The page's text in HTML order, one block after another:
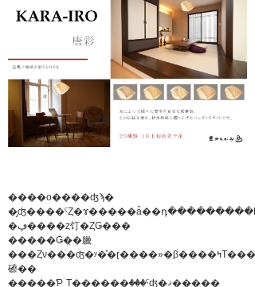
����ο����ʤϡ�
�ڥ����ȥ饤�ȤǤ���
�����Ǥ�̣�臘
���Ȥν���ʤ�ʸ�ͤ�ɽ����»�β����ߤΤ������
礤��
�����ƤۤΤ������꤬���ˤʤ�ޤ�����